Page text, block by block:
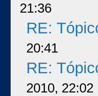
21:36
RE:
20:41
RE:
2010, 22:02